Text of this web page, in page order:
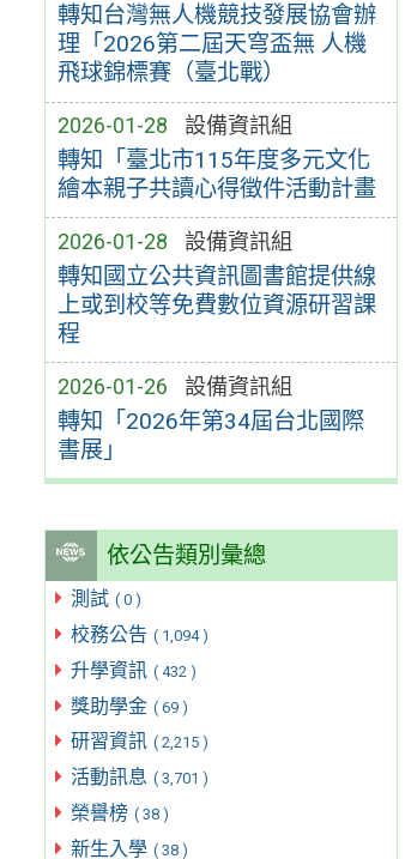
轉知台灣無人機競技發展協會辦
理「2026第二屆天穹盃無 人機
飛球錦標賽（臺北戰）
2026-01-28 設備資訊組
轉知「臺北市115年度多元文化
繪本親子共讀心得徵件活動計畫
2026-01-28 設備資訊組
轉知國立公共資訊圖書館提供線
上或到校等免費數位資源研習課
程
2026-01-26 設備資訊組
轉知「2026年第34屆台北國際
書展」
依公告類別彙總
測試 ( 0 )
校務公告 ( 1,094 )
升學資訊 ( 432 )
獎助學金 ( 69 )
研習資訊 ( 2,215 )
活動訊息 ( 3,701 )
榮譽榜 ( 38 )
新生入學 ( 38 )